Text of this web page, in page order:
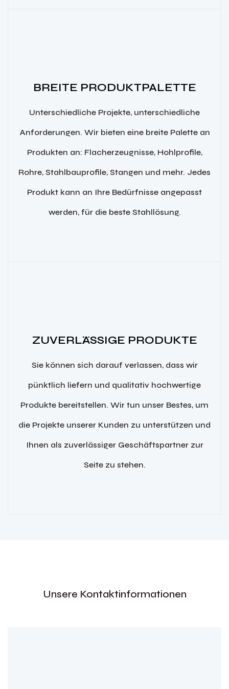
BREITE PRODUKTPALETTE
Unterschiedliche Projekte, unterschiedliche
Anforderungen. Wir bieten eine breite Palette an
Produkten an: Flacherzeugnisse, Hohlprofile,
Rohre, Stahlbauprofile, Stangen und mehr. Jedes
Produkt kann an Ihre Bedürfnisse angepasst
werden, für die beste Stahllösung.
ZUVERLÄSSIGE PRODUKTE
Sie können sich darauf verlassen, dass wir
pünktlich liefern und qualitativ hochwertige
Produkte bereitstellen. Wir tun unser Bestes, um
die Projekte unserer Kunden zu unterstützen und
Ihnen als zuverlässiger Geschäftspartner zur
Seite zu stehen.
Unsere Kontaktinformationen